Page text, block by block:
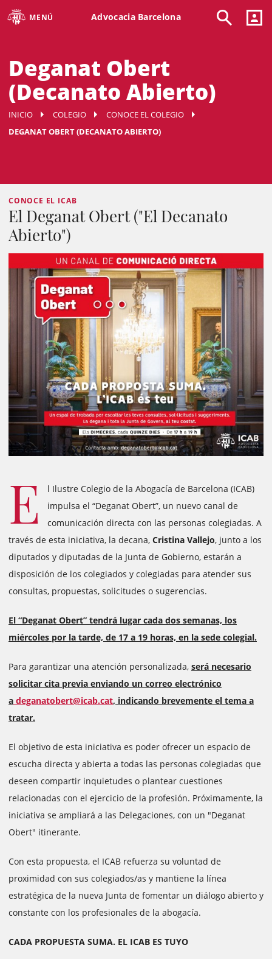
MENÚ Advocacia Barcelona
Deganat Obert
(Decanato Abierto)
INICIO COLEGIO
CONOCE EL COLEGIO
DEGANAT OBERT (DECANATO ABIERTO)
CONOCE EL ICAB
El Deganat Obert ("El Decanato
Abierto")
E
l Ilustre Colegio de la Abogacía de Barcelona (ICAB)
impulsa el “Deganat Obert”, un nuevo canal de
comunicación directa con las personas colegiadas. A
través de esta iniciativa, la decana, Cristina Vallejo, junto a los
diputados y diputadas de la Junta de Gobierno, estarán a
disposición de los colegiados y colegiadas para atender sus
consultas, propuestas, solicitudes o sugerencias.
El “Deganat Obert” tendrá lugar cada dos semanas, los
miércoles por la tarde, de 17 a 19 horas, en la sede colegial.
Para garantizar una atención personalizada, será necesario
solicitar cita previa enviando un correo electrónico
a deganatobert@icab.cat, indicando brevemente el tema a
tratar.
El objetivo de esta iniciativa es poder ofrecer un espacio de
escucha directa y abierta a todas las personas colegiadas que
deseen compartir inquietudes o plantear cuestiones
relacionadas con el ejercicio de la profesión. Próximamente, la
iniciativa se ampliará a las Delegaciones, con un "Deganat
Obert" itinerante.
Con esta propuesta, el ICAB refuerza su voluntad de
proximidad con sus colegiados/as y mantiene la línea
estratégica de la nueva Junta de fomentar un diálogo abierto y
constante con los profesionales de la abogacía.
CADA PROPUESTA SUMA. EL ICAB ES TUYO